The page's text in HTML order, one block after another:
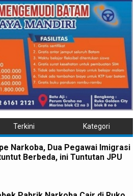
Terkini Kategori
Narkoba, Dua Pegawai Imigrasi
Berbeda, ini Tuntutan JPU